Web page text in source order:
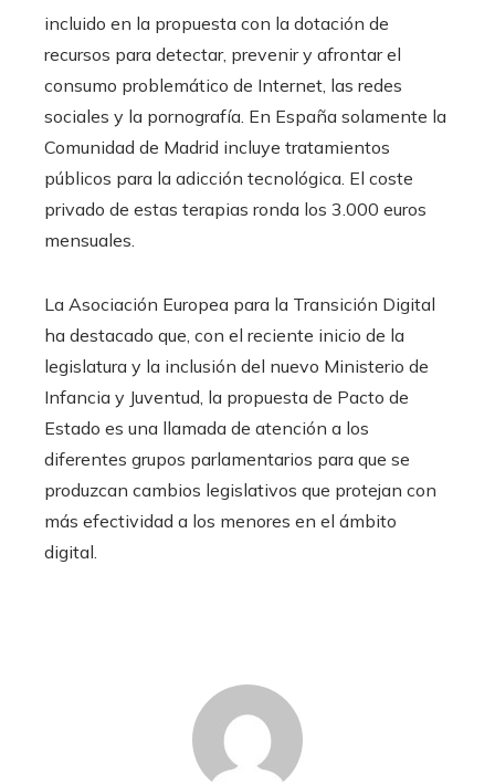
incluido en la propuesta con la dotación de
recursos para detectar, prevenir y afrontar el
consumo problemático de Internet, las redes
sociales y la pornografía. En España solamente la
Comunidad de Madrid incluye tratamientos
públicos para la adicción tecnológica. El coste
privado de estas terapias ronda los 3.000 euros
mensuales.
La Asociación Europea para la Transición Digital
ha destacado que, con el reciente inicio de la
legislatura y la inclusión del nuevo Ministerio de
Infancia y Juventud, la propuesta de Pacto de
Estado es una llamada de atención a los
diferentes grupos parlamentarios para que se
produzcan cambios legislativos que protejan con
más efectividad a los menores en el ámbito
digital.